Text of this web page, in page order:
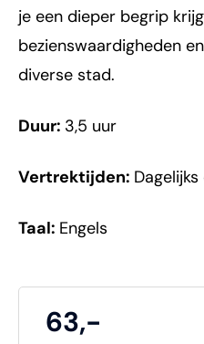
je een dieper begrip
bezienswaardigheden
diverse stad.
Duur: 3,5 uur
Vertrektijden:
Taal: Engels
63,-